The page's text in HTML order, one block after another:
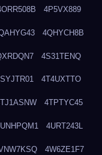
4P5VX889
4QHYCH8B
4S31TENQ
4T4UXTTO
4TPTYC45
4URT243L
4W6ZE1F7